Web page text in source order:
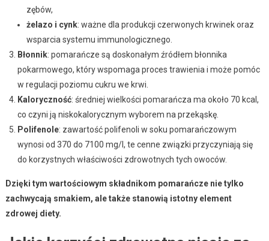
zębów,
żelazo i cynk: ważne dla produkcji czerwonych krwinek oraz
wsparcia systemu immunologicznego.
Błonnik: pomarańcze są doskonałym źródłem błonnika
pokarmowego, który wspomaga proces trawienia i może pomóc
w regulacji poziomu cukru we krwi.
Kaloryczność: średniej wielkości pomarańcza ma około 70 kcal,
co czyni ją niskokalorycznym wyborem na przekąskę.
Polifenole: zawartość polifenoli w soku pomarańczowym
wynosi od 370 do 7100 mg/l, te cenne związki przyczyniają się
do korzystnych właściwości zdrowotnych tych owoców.
Dzięki tym wartościowym składnikom pomarańcze nie tylko
zachwycają smakiem, ale także stanowią istotny element
zdrowej diety.